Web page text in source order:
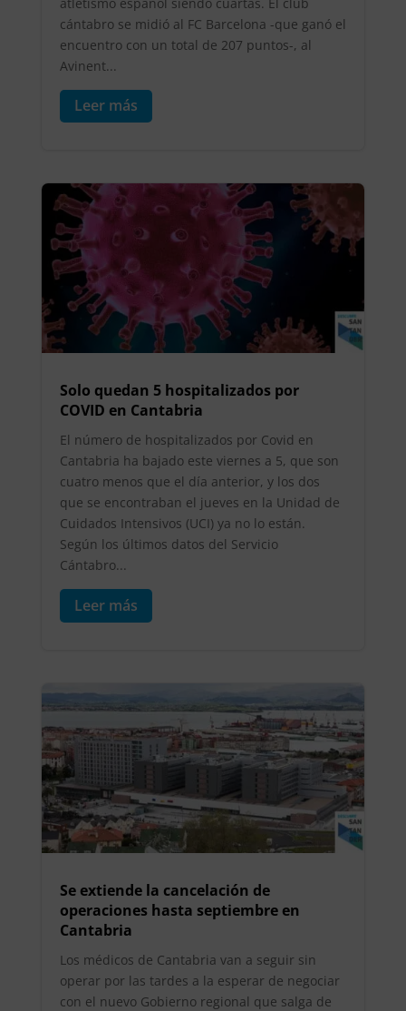
cántabro se midió al FC Barcelona -que ganó el
encuentro con un total de 207 puntos-, al
Avinent...
Leer más
Solo quedan 5 hospitalizados por
COVID en Cantabria
El número de hospitalizados por Covid en
Cantabria ha bajado este viernes a 5, que son
cuatro menos que el día anterior, y los dos
que se encontraban el jueves en la Unidad de
Cuidados Intensivos (UCI) ya no lo están.
Según los últimos datos del Servicio
Cántabro...
Leer más
Se extiende la cancelación de
operaciones hasta septiembre en
Cantabria
Los médicos de Cantabria van a seguir sin
operar por las tardes a la esperar de negociar
con el nuevo Gobierno regional que salga de